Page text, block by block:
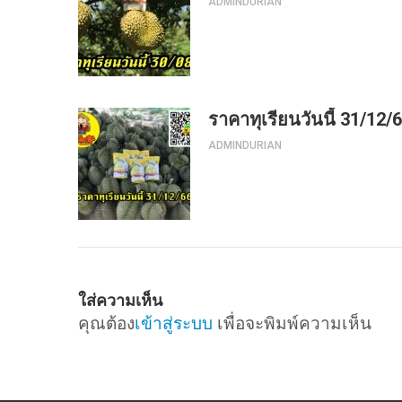
ราคาทุเรียนวันนี้ 31/12/
ADMINDURIAN
ใส่ความเห็น
คุณต้องเข้าสู่ระบบ เพื่อจะพิมพ์ความเห็น